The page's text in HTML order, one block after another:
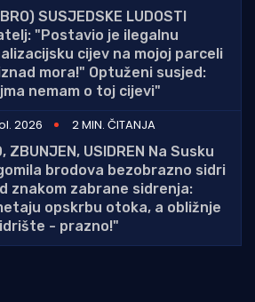
SUSJEDSKE LUDOSTI
"Postavio je ilegalnu
cijev na mojoj parceli
mora!" Optuženi susjed:
nemam o toj cijevi"
2026
2 MIN. ČITANJA
ZBUNJEN, USIDREN Na Susku
brodova bezobrazno sidri
znakom zabrane sidrenja:
opskrbu otoka, a obližnje
- prazno!"